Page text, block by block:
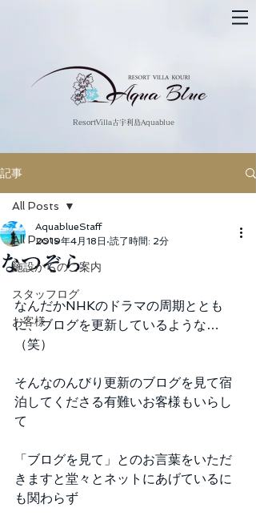
​ResortVilla古宇利島Aquablue
記事
All Posts
施設からのご案内
スタッフログ
お客様
All Posts
なつぞら
AquablueStaff
2019年4月18日 読了時間: 2分
なんだかNHKのドラマの周期ととも
に、ブログを更新しているような…
（笑）
そんなのんびり更新のブログを見て宿
泊してくださる有難いお客様もいらし
て
「ブログを見て」とのお言葉をいただ
きますと堂々とネットにあげているに
も関わらず